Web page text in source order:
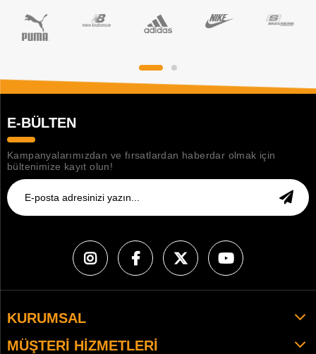
E-BÜLTEN
Kampanyalarımızdan ve fırsatlardan haberdar olmak için
bültenimize kayıt olun!
KURUMSAL
MÜŞTERI HIZMETLERI